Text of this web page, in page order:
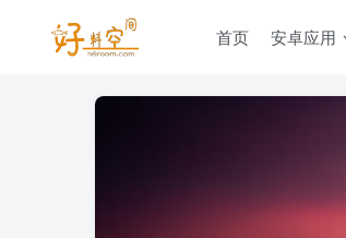
首页 安卓应用